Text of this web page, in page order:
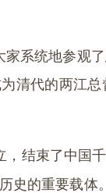
系统地参观
清代的两江
结束了中国
史的重要载体。